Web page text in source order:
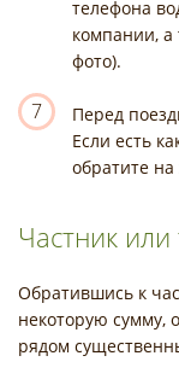
телефона
компании, а
фото).
7
Перед
Если есть
обратите
Частник
Обратившись к
некоторую сумму,
рядом